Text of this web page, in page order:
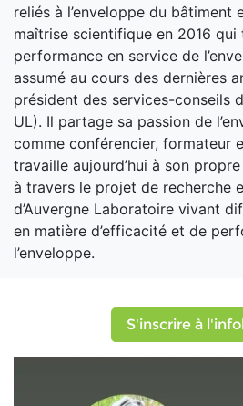
reliés à l’enveloppe du bâtiment
maîtrise scientifique en 2016 qui
performance en service de
assumé au cours des dernières
président des services-conseils
UL). Il partage sa passion de
comme conférencier, formateur
travaille aujourd’hui à son
à travers le projet de recherche
d’Auvergne Laboratoire vivant
en matière d’efficacité et de
l’enveloppe.
S'inscrire à